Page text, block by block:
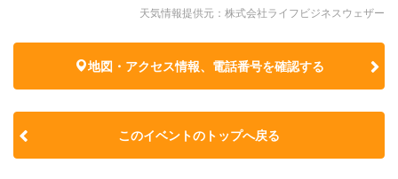
天気情報提供元：株式会社ライフビジネスウェザー
地図・アクセス情報、電話番号を確認する
このイベントのトップへ戻る